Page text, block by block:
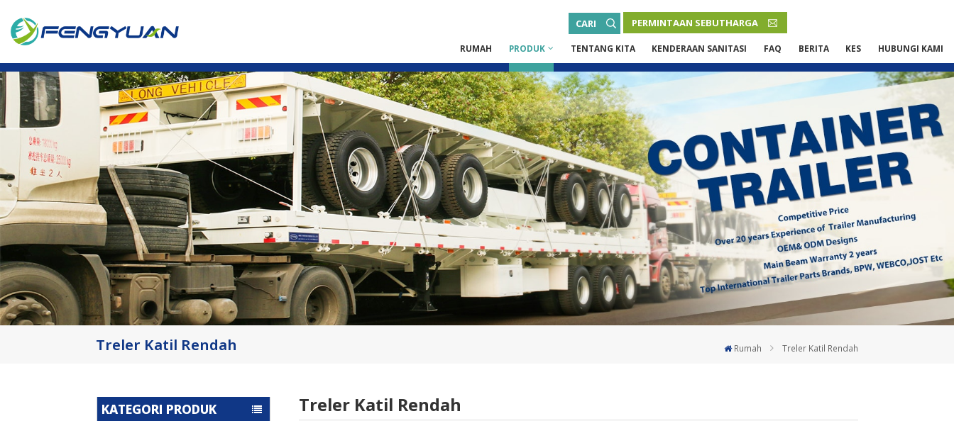
CARI PERMINTAAN SEBUTHARGA
Русский язык
Español
Português
Malay
ภาษา
بالعربية
RUMAH PRODUK TENTANG KITA KENDERAAN SANITASI FAQ BERITA KES HUBUNGI KAMI
Treler Katil Rendah Rumah Treler Katil Rendah
KATEGORI PRODUK
Treler Katil Rendah